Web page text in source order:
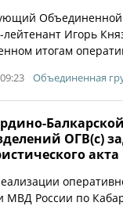
Объединенной
лейтенант Игорь
итогам
Объединенная
ОГВ(с)
акта
МВД России по